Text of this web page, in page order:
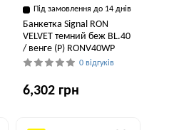
Під замовлення до 14 днів
Банкетка Signal RON
VELVET темний беж BL.40
/ венге (P) RONV40WP
0 відгуків
6,302 грн